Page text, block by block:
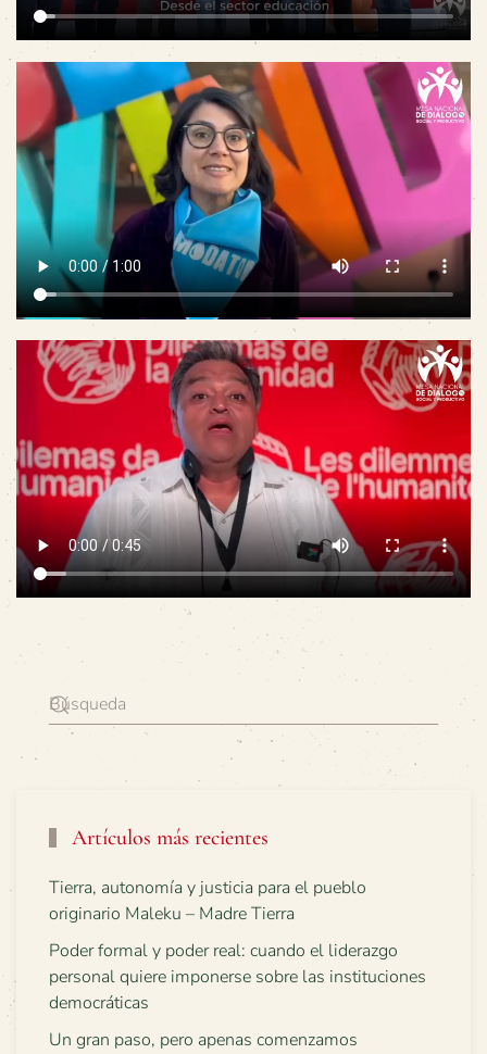
Artículos más recientes
Tierra, autonomía y justicia para el pueblo
originario Maleku – Madre Tierra
Poder formal y poder real: cuando el liderazgo
personal quiere imponerse sobre las instituciones
democráticas
Un gran paso, pero apenas comenzamos